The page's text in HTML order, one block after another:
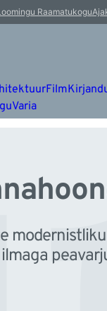
Raamatukogu
Film
Varia